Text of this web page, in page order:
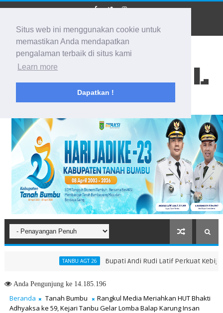
Situs web ini menggunakan cookie untuk
memastikan Anda mendapatkan
pengalaman terbaik di situs kami
Learn more
Dapatkan !
BIDIK KALSEL
Membidik Ke Segala Arah
TANBU AGT 26 Bupati Andi Rudi Latif Perkuat Kebijakan
AndaPengunjung ke 14.185.196
Beranda Tanah Bumbu
Rangkul Media Meriahkan HUT Bhakti
Adhyaksa ke 59, Kejari Tanbu Gelar Lomba Balap Karung Insan